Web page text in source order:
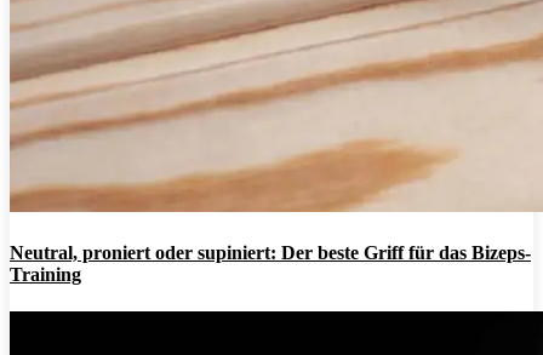
Neutral, proniert oder supiniert: Der beste Griff für das Bizeps-
Training